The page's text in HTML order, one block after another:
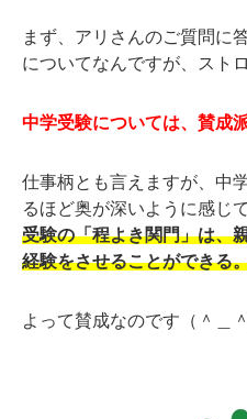
まず、アリさんのご質問に
についてなんですが、スト
中学受験については、賛成
仕事柄とも言えますが、中
るほど奥が深いように感じ
受験の「程よき関門」は、
経験をさせることができる
よって賛成なのです（＾＿＾